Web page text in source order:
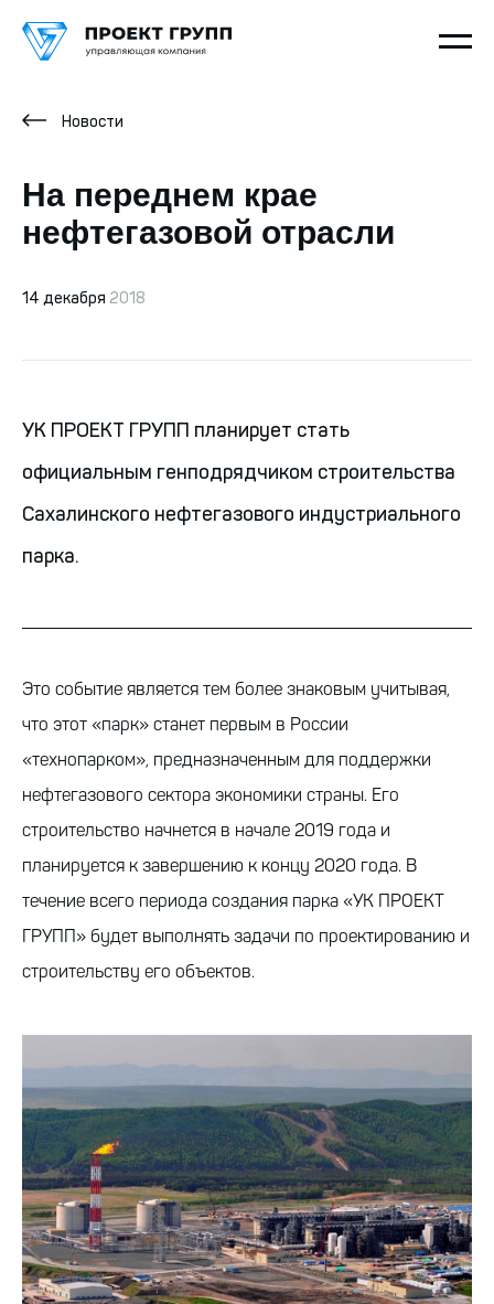
Новости
На переднем крае
нефтегазовой отрасли
14 декабря 2018
УК ПРОЕКТ ГРУПП планирует стать
официальным генподрядчиком строительства
Сахалинского нефтегазового индустриального
парка.
Это событие является тем более знаковым учитывая,
что этот «парк» станет первым в России
«технопарком», предназначенным для поддержки
нефтегазового сектора экономики страны. Его
строительство начнется в начале 2019 года и
планируется к завершению к концу 2020 года. В
течение всего периода создания парка «УК ПРОЕКТ
ГРУПП» будет выполнять задачи по проектированию и
строительству его объектов.